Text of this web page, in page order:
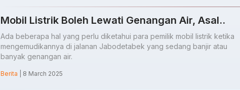
Mobil Listrik Boleh Lewati Genangan Air, Asal..
Ada beberapa hal yang perlu diketahui para pemilik mobil listrik ketika
mengemudikannya di jalanan Jabodetabek yang sedang banjir atau
banyak genangan air.
Berita | 8 March 2025